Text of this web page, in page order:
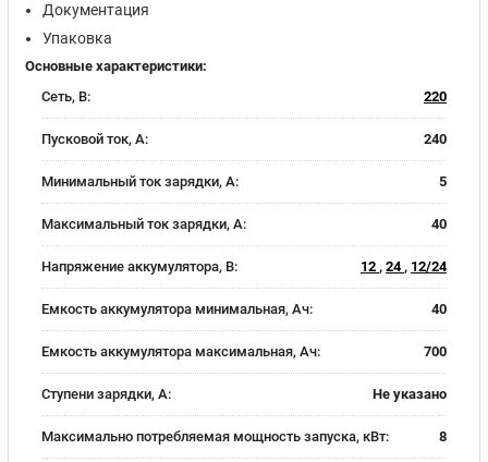
Документация
Упаковка
Основные характеристики:
Сеть, В:
220
Пусковой ток, A: 240
Минимальный ток зарядки, А: 5
Максимальный ток зарядки, А: 40
Напряжение аккумулятора, В: 12 , 24, 12/24
Емкость аккумулятора минимальная, Ач: 40
Емкость аккумулятора максимальная, Ач: 700
Ступени зарядки, А: Не указано
Максимально потребляемая мощность запуска, кВт: 8